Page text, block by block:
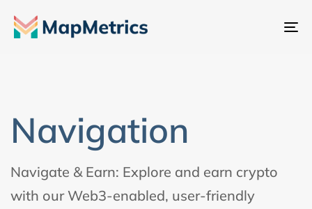
Navigation
Navigate & Earn: Explore and earn crypto
with our Web3-enabled, user-friendly